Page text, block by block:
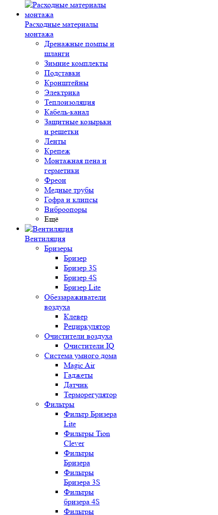
Расходные материалы
монтажа
Дренажные помпы и
шланги
Зимние комплекты
Подставки
Кронштейны
Электрика
Теплоизоляция
Кабель-канал
Защитные козырьки
и решетки
Ленты
Крепеж
Монтажная пена и
герметики
Фреон
Медные трубы
Гофра и клипсы
Виброопоры
Ещё
Вентиляция
Бризеры
Бризер
Бризер 3S
Бризер 4S
Бризер Lite
Обеззараживатели
воздуха
Клевер
Рециркулятор
Очистители воздуха
Очистители IQ
Система умного дома
Magic Air
Гаджеты
Датчик
Терморегулятор
Фильтры
Фильтр Бризера
Lite
Фильтры Tion
Clever
Фильтры
Бризера
Фильтры
Бризера 3S
Фильтры
бризера 4S
Фильтры